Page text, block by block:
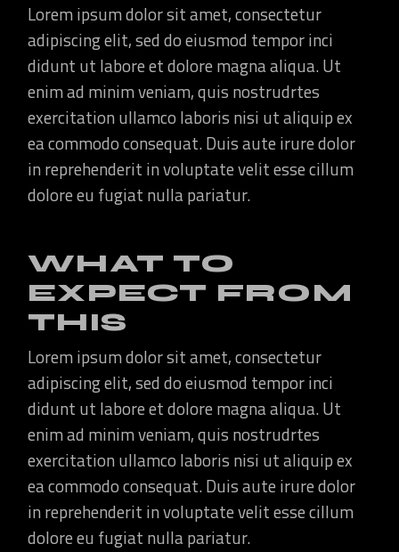
Lorem ipsum dolor sit amet, consectetur
adipiscing elit, sed do eiusmod tempor inci
didunt ut labore et dolore magna aliqua. Ut
enim ad minim veniam, quis nostrudrtes
exercitation ullamco laboris nisi ut aliquip ex
ea commodo consequat. Duis aute irure dolor
in reprehenderit in voluptate velit esse cillum
dolore eu fugiat nulla pariatur.
WHAT TO
EXPECT FROM
THIS
Lorem ipsum dolor sit amet, consectetur
adipiscing elit, sed do eiusmod tempor inci
didunt ut labore et dolore magna aliqua. Ut
enim ad minim veniam, quis nostrudrtes
exercitation ullamco laboris nisi ut aliquip ex
ea commodo consequat. Duis aute irure dolor
in reprehenderit in voluptate velit esse cillum
dolore eu fugiat nulla pariatur.